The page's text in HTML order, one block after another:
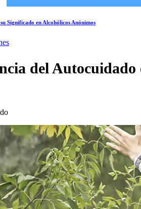
Significado en Alcohólicos Anónimos
del Autocuidado